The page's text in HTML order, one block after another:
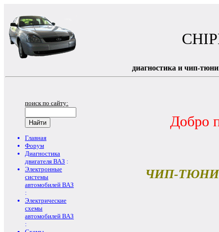
диагностика и чип-
поиск по сайту:
Главная
Форум
Диагностика
двигателя ВАЗ :
Электронные
системы
автомобилей ВАЗ
:
Электрические
схемы
автомобилей ВАЗ
:
Добро
ЧИП-